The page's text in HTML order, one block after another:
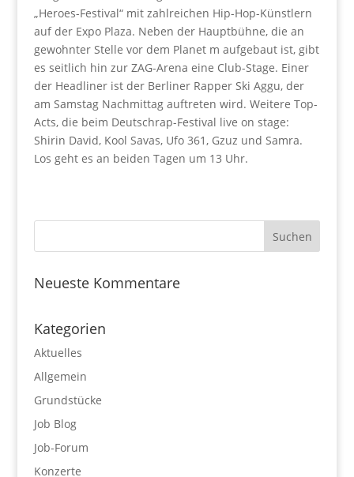
„Heroes-Festival“ mit zahlreichen Hip-Hop-Künstlern
auf der Expo Plaza. Neben der Hauptbühne, die an
gewohnter Stelle vor dem Planet m aufgebaut ist, gibt
es seitlich hin zur ZAG-Arena eine Club-Stage. Einer
der Headliner ist der Berliner Rapper Ski Aggu, der
am Samstag Nachmittag auftreten wird. Weitere Top-
Acts, die beim Deutschrap-Festival live on stage:
Shirin David, Kool Savas, Ufo 361, Gzuz und Samra.
Los geht es an beiden Tagen um 13 Uhr.
Neueste Kommentare
Kategorien
Aktuelles
Allgemein
Grundstücke
Job Blog
Job-Forum
Konzerte